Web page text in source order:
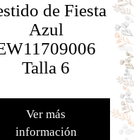
de Fiesta
Azul
Talla 6
Ver más
información